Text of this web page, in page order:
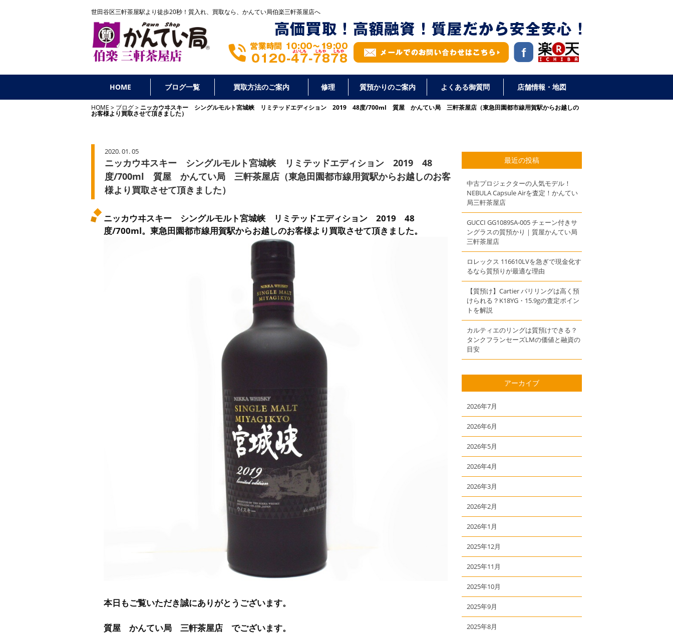
世田谷区三軒茶屋駅より徒歩20秒！ 質入れ、買取なら、かんてい局伯楽三軒茶屋店へ
HOME ブログ一覧 買取方法のご案内 修理 質預かりのご案内 よくある御質問 店舗情報・地図
HOME ブログ ニッカウヰスキー シングルモルト宮城峡 リミテッドエディション 2019 48度/700ml 質屋 かんてい局 三軒茶屋店（東急田園都市線用賀駅からお越しの
お客様より買取させて頂きました）
2020. 01. 05
ニッカウヰスキー シングルモルト宮城峡 リミテッドエディション 2019 48
度/700ml 質屋 かんてい局 三軒茶屋店（東急田園都市線用賀駅からお越しのお客
様より買取させて頂きました）
ニッカウヰスキー シングルモルト宮城峡 リミテッドエディション 2019 48
度/700ml。東急田園都市線用賀駅からお越しのお客様より買取させて頂きました。
本日もご覧いただき誠にありがとうございます。
質屋 かんてい局 三軒茶屋店 でございます。
最近の投稿
中古プロジェクターの人気モデル！
NEBULA Capsule Airを査定！かんてい
局三軒茶屋店
GUCCI GG1089SA-005 チェーン付きサ
ングラスの質預かり｜質屋かんてい局
三軒茶屋店
ロレックス 116610LVを急ぎで現金化す
るなら質預りが最適な理由
【質預け】Cartier パリリングは高く預
けられる？K18YG・15.9gの査定ポイン
トを解説
カルティエのリングは質預けできる？
タンクフランセーズLMの価値と融資の
目安
アーカイブ
2026年7月
2026年6月
2026年5月
2026年4月
2026年3月
2026年2月
2026年1月
2025年12月
2025年11月
2025年10月
2025年9月
2025年8月